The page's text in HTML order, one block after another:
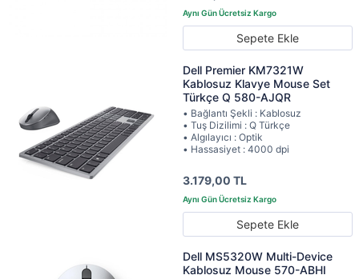
Sepete Ekle
Dell Premier KM7321W
Kablosuz Klavye Mouse Set
Türkçe Q 580-AJQR
• Bağlantı Şekli : Kablosuz
• Tuş Dizilimi : Q Türkçe
• Algılayıcı : Optik
• Hassasiyet : 4000 dpi
3.179,00 TL
Sepete Ekle
Dell MS5320W Multi-Device
Kablosuz Mouse 570-ABHI